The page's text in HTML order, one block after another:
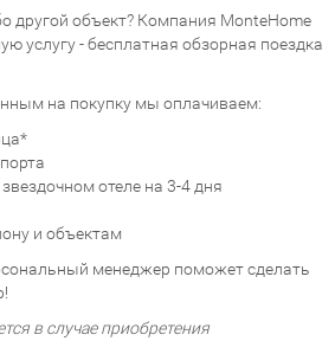
другой объект? Компания MonteHome
услугу - бесплатная обзорная поездка
на покупку мы оплачиваем:
отеле на 3-4 дня
и объектам
менеджер поможет сделать
в случае приобретения